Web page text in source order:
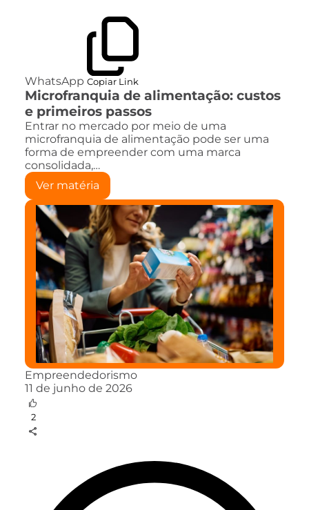
WhatsApp Copiar Link
Microfranquia de alimentação: custos
e primeiros passos
Entrar no mercado por meio de uma
microfranquia de alimentação pode ser uma
forma de empreender com uma marca
consolidada,…
Ver matéria
Empreendedorismo
11 de junho de 2026
2